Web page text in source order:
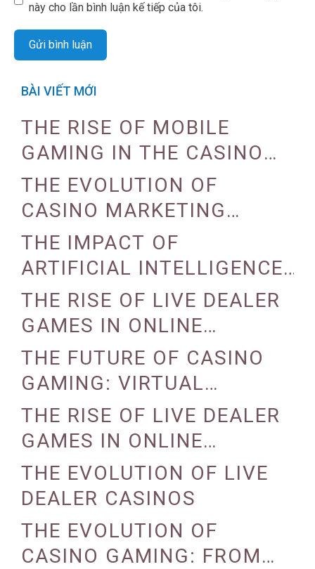
này cho lần bình luận kế tiếp của tôi.
BÀI VIẾT MỚI
THE RISE OF MOBILE
GAMING IN THE CASINO
INDUSTRY
THE EVOLUTION OF
CASINO MARKETING
STRATEGIES
THE IMPACT OF
ARTIFICIAL INTELLIGENCE
ON CASINO OPERATIONS
THE RISE OF LIVE DEALER
GAMES IN ONLINE
CASINOS
THE FUTURE OF CASINO
GAMING: VIRTUAL
REALITY AND AUGMENTED
REALITY
THE RISE OF LIVE DEALER
GAMES IN ONLINE
CASINOS
THE EVOLUTION OF LIVE
DEALER CASINOS
THE EVOLUTION OF
CASINO GAMING: FROM